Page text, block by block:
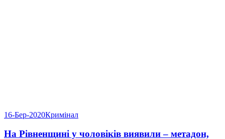
16-Бер-2020Кримінал
На Рівненщині у чоловіків виявили – метадон,